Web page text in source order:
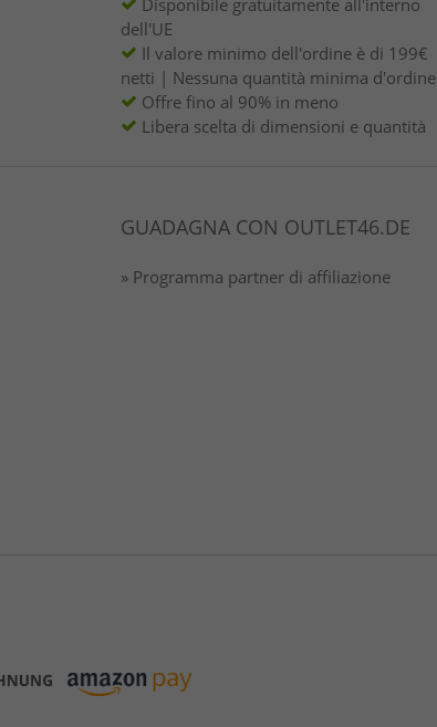
Disponibile gratuitamente all'interno
dell'UE
Il valore minimo dell'ordine è di 199€
netti | Nessuna quantità minima d'ordine
Offre fino al 90% in meno
Libera scelta di dimensioni e quantità
GUADAGNA CON OUTLET46.DE
» Programma partner di affiliazione